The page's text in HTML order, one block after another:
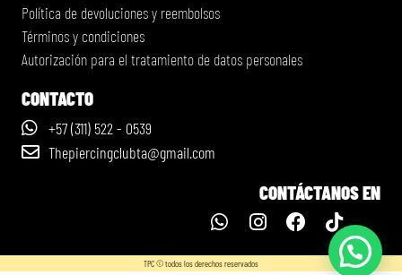
Política de devoluciones y reembolsos
Términos y condiciones
Autorización para el tratamiento de datos personales
CONTACTO
+57 (311) 522 - 0539
Thepiercingclubta@gmail.com
CONTÁCTANOS EN
TPC © todos los derechos reservados